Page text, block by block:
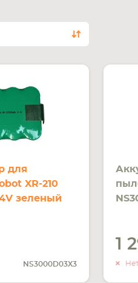
для
XR-210
зеленый
NS3000D03X3
1